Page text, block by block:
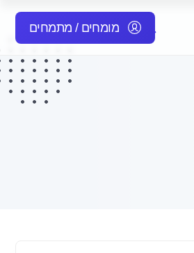
מומחים / מתמחים